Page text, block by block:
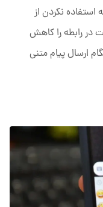
نکردن از
در رابطه را کاهش
ارسال پیام متنی